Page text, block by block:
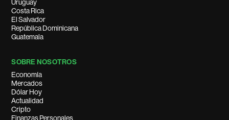
Uruguay
Costa Rica
El Salvador
República Dominicana
Guatemala
SOBRE NOSOTROS
Economía
Mercados
Dólar Hoy
Actualidad
Cripto
Finanzas Personales